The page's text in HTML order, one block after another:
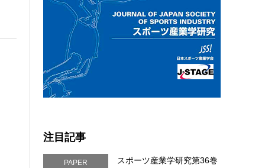
注目記事
PAPER
スポーツ産業学研究第36巻